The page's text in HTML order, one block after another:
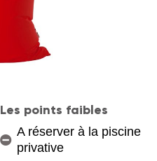
Les points faibles
A réserver à la piscine
privative